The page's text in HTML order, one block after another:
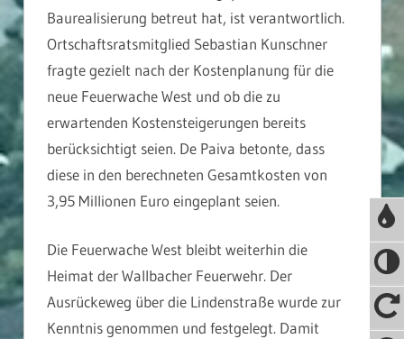
Baurealisierung betreut hat, ist verantwortlich.
Ortschaftsratsmitglied Sebastian Kunschner
fragte gezielt nach der Kostenplanung für die
neue Feuerwache West und ob die zu
erwartenden Kostensteigerungen bereits
berücksichtigt seien. De Paiva betonte, dass
diese in den berechneten Gesamtkosten von
3,95 Millionen Euro eingeplant seien.
Die Feuerwache West bleibt weiterhin die
Heimat der Wallbacher Feuerwehr. Der
Ausrückeweg über die Lindenstraße wurde zur
Kenntnis genommen und festgelegt. Damit